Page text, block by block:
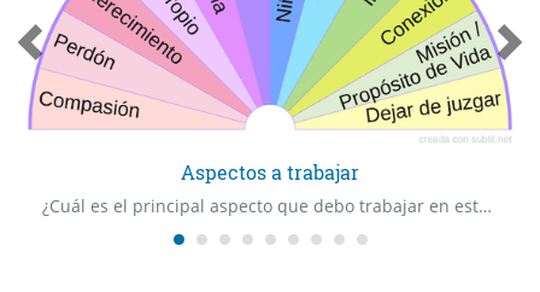
Aspectos a trabajar
¿Cuál es el principal aspecto que debo trabajar en este momento de mi vida para manifestar lo que deseo?